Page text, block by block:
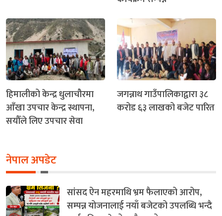
हिमालीको केन्द्र धुलाचौरमा
आँखा उपचार केन्द्र स्थापना,
सयौँले लिए उपचार सेवा
जगन्नाथ गाउँपालिकाद्वारा ३८
करोड ६३ लाखको बजेट पारित
नेपाल अपडेट
सांसद ऐन महरमाथि भ्रम फैलाएको आरोप,
सम्पन्न योजनालाई नयाँ बजेटको उपलब्धि भन्दै